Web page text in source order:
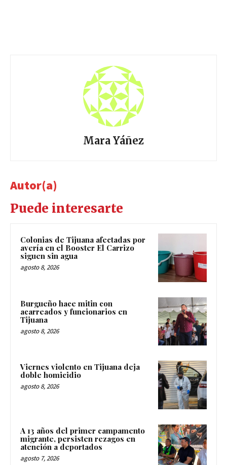
Mara Yáñez
Autor(a)
Puede interesarte
Colonias de Tijuana afectadas por
avería en el Booster El Carrizo
siguen sin agua
agosto 8, 2026
Burgueño hace mitin con
acarreados y funcionarios en
Tijuana
agosto 8, 2026
Viernes violento en Tijuana deja
doble homicidio
agosto 8, 2026
A 13 años del primer campamento
migrante, persisten rezagos en
atención a deportados
agosto 7, 2026